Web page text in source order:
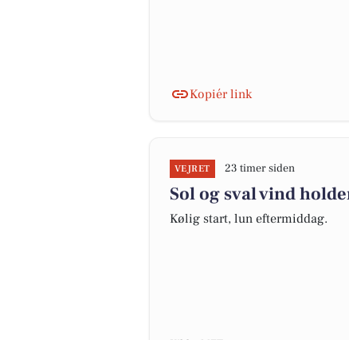
Kopiér link
VEJRET 23 timer siden
Sol og sval vind
Kølig start, lun eftermiddag.